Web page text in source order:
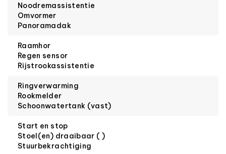
Noodremassistentie
Omvormer
Panoramadak
Raamhor
Regen sensor
Rijstrookassistentie
Ringverwarming
Rookmelder
Schoonwatertank (vast)
Start en stop
Stoel(en) draaibaar ( )
Stuurbekrachtiging